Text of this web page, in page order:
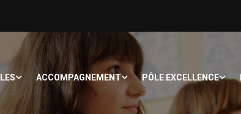
ACCOMPAGNEMENT PÔLE EXCELLENCE